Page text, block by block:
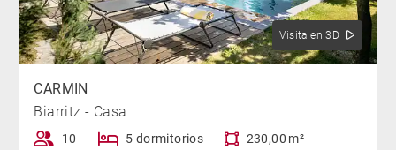
Visita en 3D
CARMIN
Biarritz - Casa
10 5 dormitorios 230,00 m²